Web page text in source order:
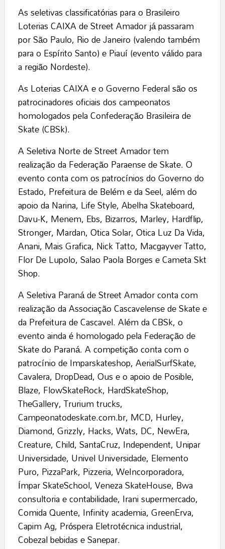
As seletivas classificatórias para o Brasileiro
Loterias CAIXA de Street Amador já passaram
por São Paulo, Rio de Janeiro (valendo também
para o Espírito Santo) e Piauí (evento válido para
a região Nordeste).
As Loterias CAIXA e o Governo Federal são os
patrocinadores oficiais dos campeonatos
homologados pela Confederação Brasileira de
Skate (CBSk).
A Seletiva Norte de Street Amador tem
realização da Federação Paraense de Skate. O
evento conta com os patrocínios do Governo do
Estado, Prefeitura de Belém e da Seel, além do
apoio da Narina, Life Style, Abelha Skateboard,
Davu-K, Menem, Ebs, Bizarros, Marley, Hardflip,
Stronger, Mardan, Otica Solar, Otica Luz Da Vida,
Anani, Mais Grafica, Nick Tatto, Macgayver Tatto,
Flor De Lupolo, Salao Paola Borges e Cameta Skt
Shop.
A Seletiva Paraná de Street Amador conta com
realização da Associação Cascavelense de Skate e
da Prefeitura de Cascavel. Além da CBSk, o
evento ainda é homologado pela Federação de
Skate do Paraná. A competição conta com o
patrocínio de Imparskateshop, AerialSurfSkate,
Cavalera, DropDead, Ous e o apoio de Posible,
Blaze, FlowSkateRock, HardSkateShop,
TheGallery, Trurium trucks,
Campeonatodeskate.com.br, MCD, Hurley,
Diamond, Grizzly, Hacks, Wats, DC, NewEra,
Creature, Child, SantaCruz, Independent, Unipar
Universidade, Univel Universidade, Elemento
Puro, PizzaPark, Pizzeria, WeIncorporadora,
Ímpar SkateSchool, Veneza SkateHouse, Bwa
consultoria e contabilidade, Irani supermercado,
Comida Quente, Infinity academia, GreenErva,
Capim Ag, Próspera Eletrotécnica industrial,
Cobezal bebidas e Sanepar.